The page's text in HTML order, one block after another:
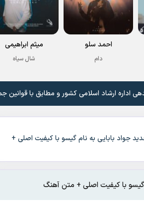
احمد سلو
دام
میثم ابراهیمی
شال سیاه
اداره ارشاد اسلامی کشور و مطابق با قوانین
جواد بابایی به نام گیسو با کیفیت اصلی +
گیسو با کیفیت اصلی + متن آهنگ